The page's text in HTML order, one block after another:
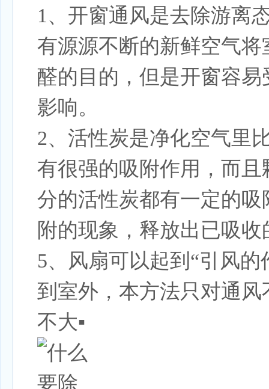
1、开窗通风是去除游离
有源源不断的新鲜空气
醛的目的，但是开窗容
影响。
2、活性炭是净化空气里
有很强的吸附作用，而
分的活性炭都有一定的
附的现象，释放出已吸
5、风扇可以起到“引风
到室外，本方法只对通
不大▪